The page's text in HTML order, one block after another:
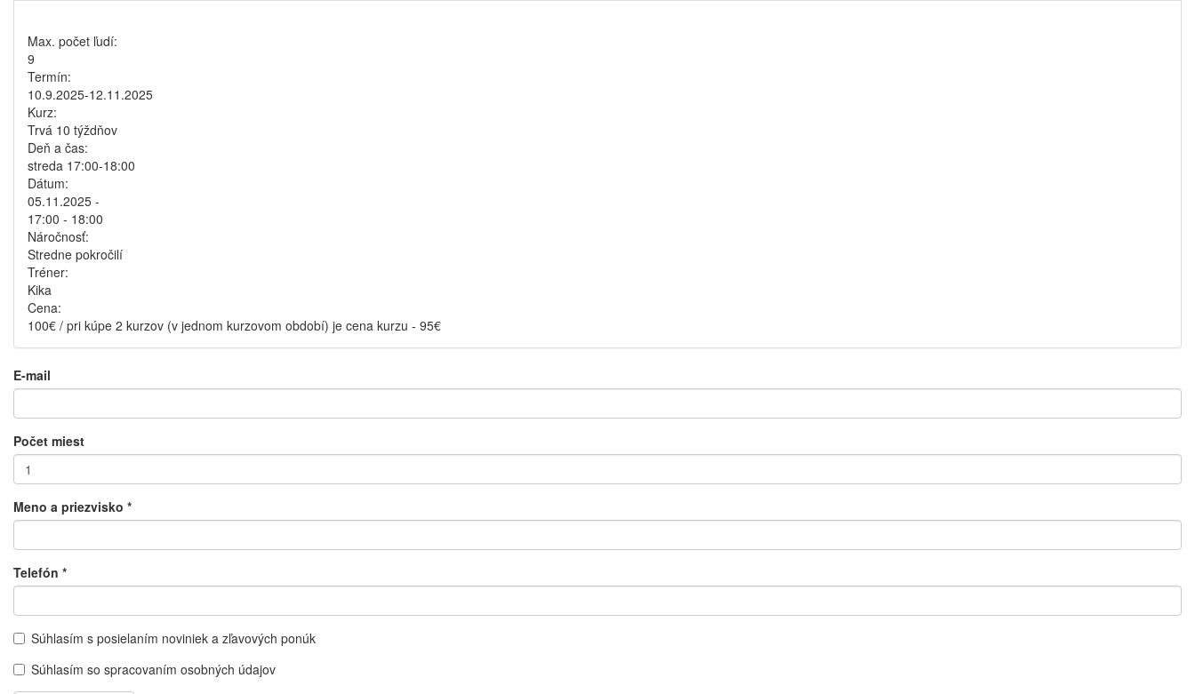
Max. počet ľudí:
9
Termín:
10.9.2025-12.11.2025
Kurz:
Trvá 10 týždňov
Deň a čas:
streda 17:00-18:00
Dátum:
05.11.2025 -
17:00 - 18:00
Náročnosť:
Stredne pokročilí
Tréner:
Kika
Cena:
100€ / pri kúpe 2 kurzov (v jednom kurzovom období) je cena kurzu - 95€
E-mail
Počet miest
Meno a priezvisko *
Telefón *
Súhlasím s posielaním noviniek a zľavových ponúk
Súhlasím so spracovaním osobných údajov